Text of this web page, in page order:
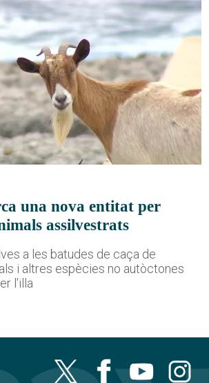
una nova entitat per
assilvestrats
a les batudes de caça de
i altres espècies no autòctones
l'illa